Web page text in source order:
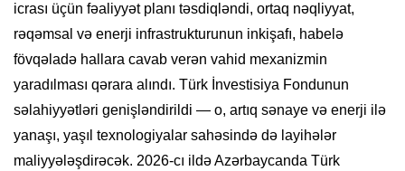
icrası üçün fəaliyyət planı təsdiqləndi, ortaq nəqliyyat,
rəqəmsal və enerji infrastrukturunun inkişafı, habelə
fövqəladə hallara cavab verən vahid mexanizmin
yaradılması qərara alındı. Türk İnvestisiya Fondunun
səlahiyyətləri genişləndirildi — o, artıq sənaye və enerji ilə
yanaşı, yaşıl texnologiyalar sahəsində də layihələr
maliyyələşdirəcək. 2026-cı ildə Azərbaycanda Türk